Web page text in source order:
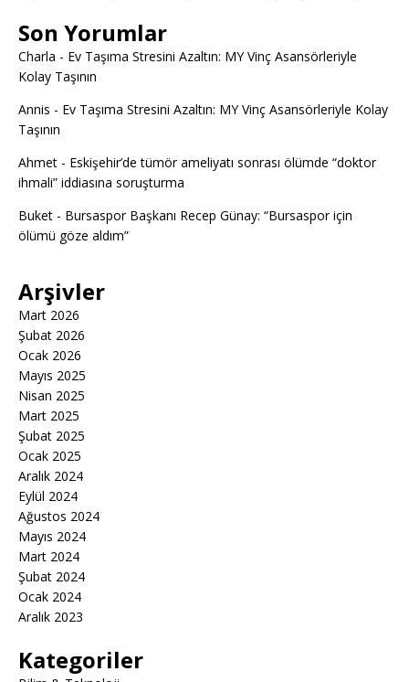
Son Yorumlar
Charla - Ev Taşıma Stresini Azaltın: MY Vinç Asansörleriyle
Kolay Taşının
Annis - Ev Taşıma Stresini Azaltın: MY Vinç Asansörleriyle Kolay
Taşının
Ahmet - Eskişehir’de tümör ameliyatı sonrası ölümde “doktor
ihmali” iddiasına soruşturma
Buket - Bursaspor Başkanı Recep Günay: “Bursaspor için
ölümü göze aldım”
Arşivler
Mart 2026
Şubat 2026
Ocak 2026
Mayıs 2025
Nisan 2025
Mart 2025
Şubat 2025
Ocak 2025
Aralık 2024
Eylül 2024
Ağustos 2024
Mayıs 2024
Mart 2024
Şubat 2024
Ocak 2024
Aralık 2023
Kategoriler